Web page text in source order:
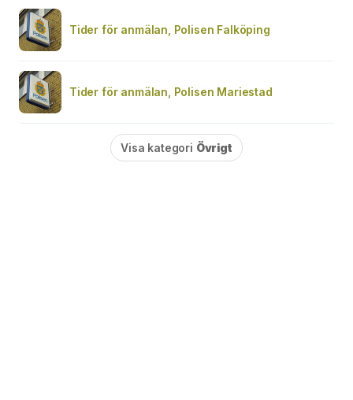
Tider för anmälan, Polisen Falköping
Tider för anmälan, Polisen Mariestad
Visa kategori Övrigt